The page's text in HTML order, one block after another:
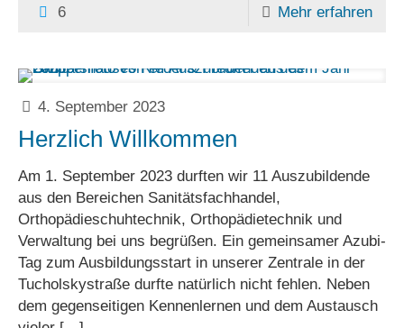
6 Mehr erfahren
4. September 2023
Herzlich Willkommen
Am 1. September 2023 durften wir 11 Auszubildende
aus den Bereichen Sanitätsfachhandel,
Orthopädieschuhtechnik, Orthopädietechnik und
Verwaltung bei uns begrüßen. Ein gemeinsamer Azubi-
Tag zum Ausbildungsstart in unserer Zentrale in der
Tucholskystraße durfte natürlich nicht fehlen. Neben
dem gegenseitigen Kennenlernen und dem Austausch